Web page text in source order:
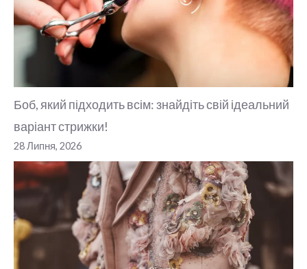
Боб, який підходить всім: знайдіть свій ідеальний
варіант стрижки!
28 Липня, 2026